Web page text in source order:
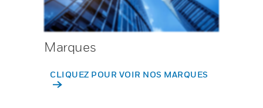
Marques
CLIQUEZ POUR VOIR NOS MARQUES